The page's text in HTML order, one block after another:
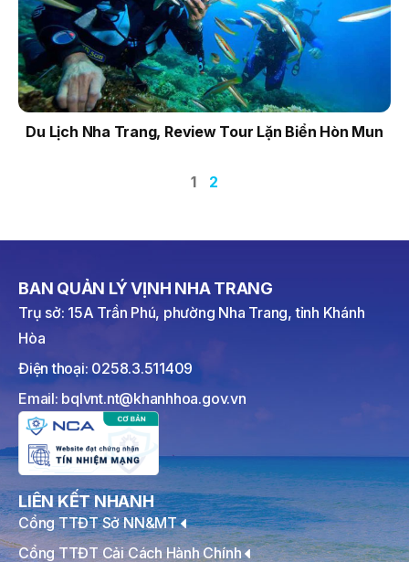
Du Lịch Nha Trang, Review Tour Lặn Biển Hòn Mun
1 2
BAN QUẢN LÝ VỊNH NHA TRANG
Trụ sở: 15A Trần Phú, phường Nha Trang, tỉnh Khánh
Hòa
Điện thoại: 0258.3.511409
Email: bqlvnt.nt@khanhhoa.gov.vn
LIÊN KẾT NHANH
Cổng TTĐT Sở NN&MT
Cổng TTĐT Cải Cách Hành Chính